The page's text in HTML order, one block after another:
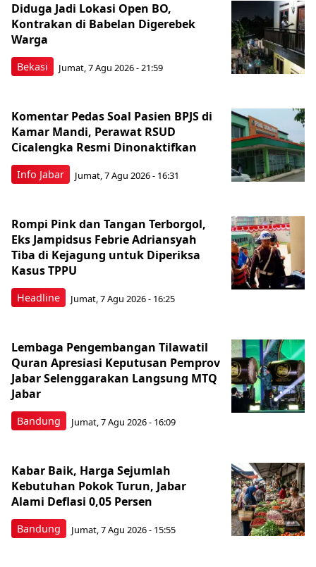
Bekasi
Diduga Jadi Lokasi Open BO,
Kontrakan di Babelan Digerebek
Warga
Jumat, 7 Agu 2026 - 21:59
Info Jabar
Komentar Pedas Soal Pasien BPJS di
Kamar Mandi, Perawat RSUD
Cicalengka Resmi Dinonaktifkan
Jumat, 7 Agu 2026 - 16:31
Headline
Rompi Pink dan Tangan Terborgol,
Eks Jampidsus Febrie Adriansyah
Tiba di Kejagung untuk Diperiksa
Kasus TPPU
Jumat, 7 Agu 2026 - 16:25
Bandung
Lembaga Pengembangan Tilawatil
Quran Apresiasi Keputusan Pemprov
Jabar Selenggarakan Langsung MTQ
Jabar
Jumat, 7 Agu 2026 - 16:09
Bandung
Kabar Baik, Harga Sejumlah
Kebutuhan Pokok Turun, Jabar
Alami Deflasi 0,05 Persen
Jumat, 7 Agu 2026 - 15:55